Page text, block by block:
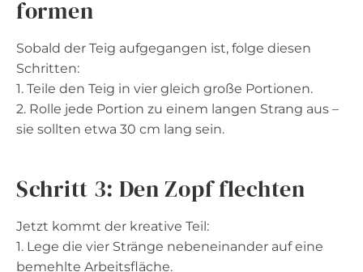
formen
Sobald der Teig aufgegangen ist, folge diesen
Schritten:
1. Teile den Teig in vier gleich große Portionen.
2. Rolle jede Portion zu einem langen Strang aus –
sie sollten etwa 30 cm lang sein.
Schritt 3: Den Zopf flechten
Jetzt kommt der kreative Teil:
1. Lege die vier Stränge nebeneinander auf eine
bemehlte Arbeitsfläche.